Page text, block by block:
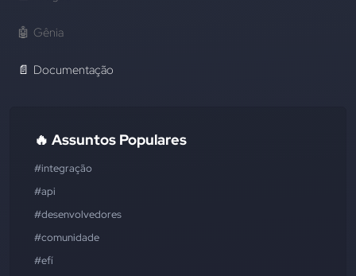
🤖 Gênia
📄 Documentação
🔥 Assuntos Populares
#integração
#api
#desenvolvedores
#comunidade
#efí